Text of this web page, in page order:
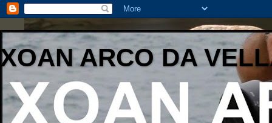
XOAN ARCO DA